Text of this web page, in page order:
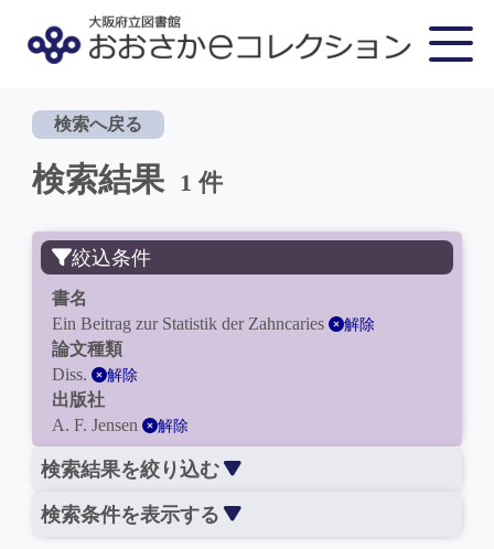
検索へ戻る
検索結果 1 件
絞込条件
書名
Ein Beitrag zur Statistik der Zahncaries
解除
論文種類
Diss.
解除
出版社
A. F. Jensen
解除
検索結果を絞り込む
検索条件を表示する